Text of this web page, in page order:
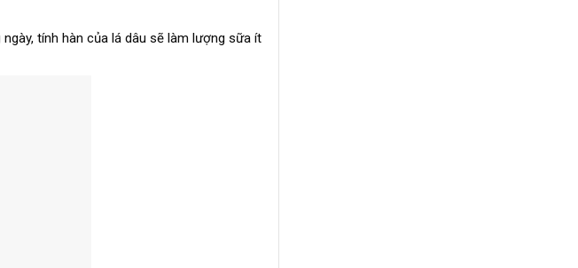
tính hàn của lá dâu sẽ làm lượng sữa ít